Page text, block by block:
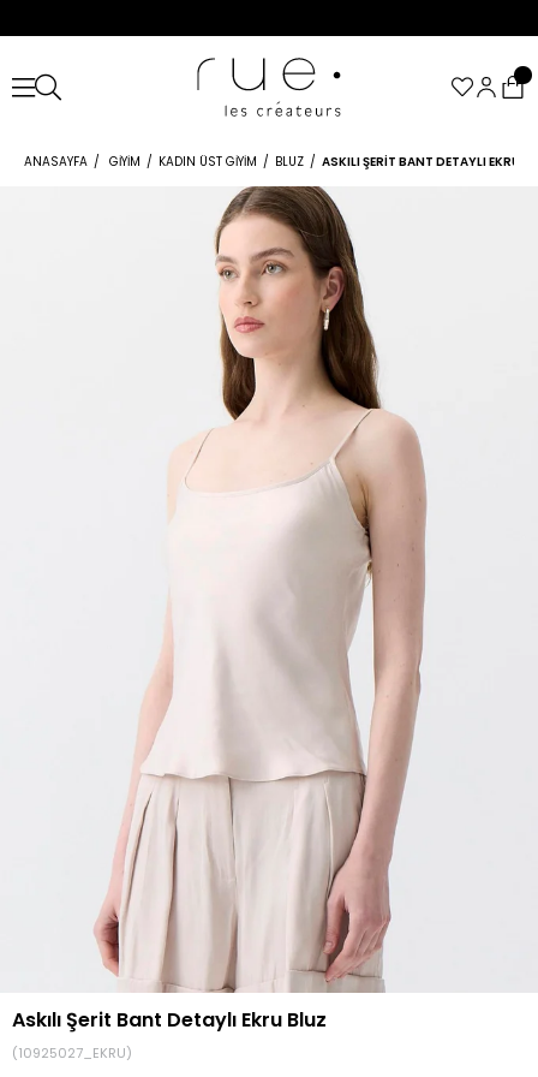
ANASAYFA GIYIM KADIN ÜST GIYIM BLUZ ASKILI ŞERIT BANT DETAYLI EKRU
Askılı Şerit Bant Detaylı Ekru Bluz
(10925027_EKRU)